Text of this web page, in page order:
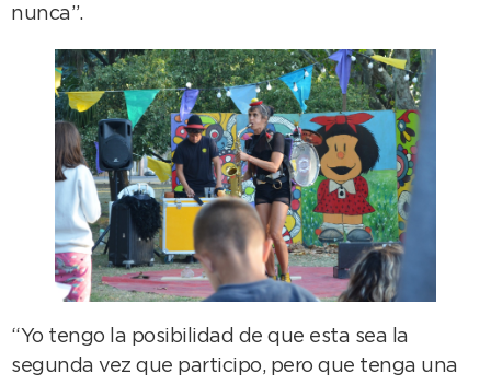
nunca”.
“Yo tengo la posibilidad de que esta sea la
segunda vez que participo, pero que tenga una